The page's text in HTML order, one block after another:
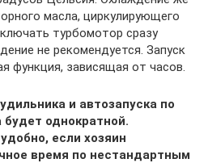
масла, циркулирующего
турбомотор сразу
не рекомендуется. Запуск
функция, зависящая от часов.
и автозапуска по
будет однократной.
если хозяин
время по нестандартным